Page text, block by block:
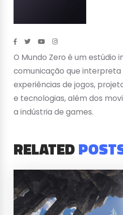
O Mundo Zero é um estúdio
comunicação que interpreta
experiências de jogos,
e tecnologias, além dos
a indústria de games.
RELATED